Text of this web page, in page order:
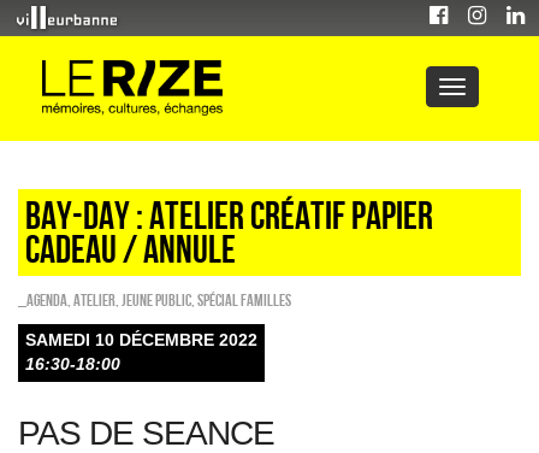
Bay-day : atelier créatif papier
cadeau / ANNULE
_Agenda Atelier Jeune public Spécial familles
SAMEDI 10 DÉCEMBRE 2022
16:30-18:00
PAS DE SEANCE